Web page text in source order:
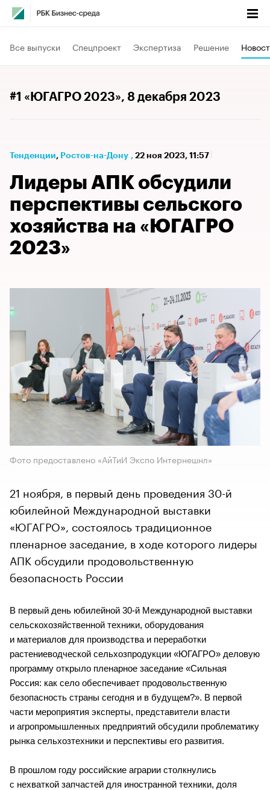
Все выпуски Спецпроект Экспертиза Решение
#1 «ЮГАГРО 2023», 8 декабря 2023
Тенденции⁠, Ростов-на-Дону , 22 ноя 2023, 11:57
Лидеры АПК обсудили
перспективы сельского
хозяйства на «ЮГАГРО
2023»
Фото предоставлено «АйТиИ Экспо Интернешнл»
21 ноября, в первый день проведения 30-й
юбилейной Международной выставки
«ЮГАГРО», состоялось традиционное
пленарное заседание, в ходе которого лидеры
АПК обсудили продовольственную
безопасность России
В первый день юбилейной 30-й Международной выставки
сельскохозяйственной техники, оборудования
и материалов для производства и переработки
растениеводческой сельхозпродукции «ЮГАГРО» деловую
программу открыло пленарное заседание «Сильная
Россия: как село обеспечивает продовольственную
безопасность страны сегодня и в будущем?». В первой
части мероприятия эксперты, представители власти
и агропромышленных предприятий обсудили проблематику
рынка сельхозтехники и перспективы его развития.
В прошлом году российские аграрии столкнулись
с нехваткой запчастей для иностранной техники, доля